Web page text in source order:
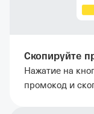
Скопируйте
Нажатие на
промокод и